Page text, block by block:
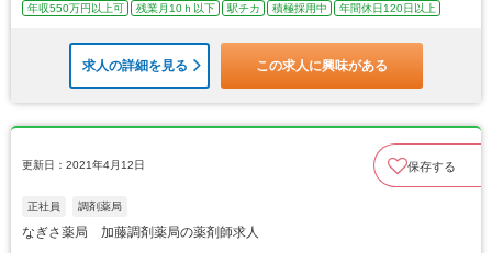
年収550万円以上可 残業月10ｈ以下 駅チカ 積極採用中 年間休日120日以上
求人の詳細を見る この求人に興味がある
更新日：2021年4月12日 保存する
正社員 調剤薬局
なぎさ薬局 加藤調剤薬局の薬剤師求人